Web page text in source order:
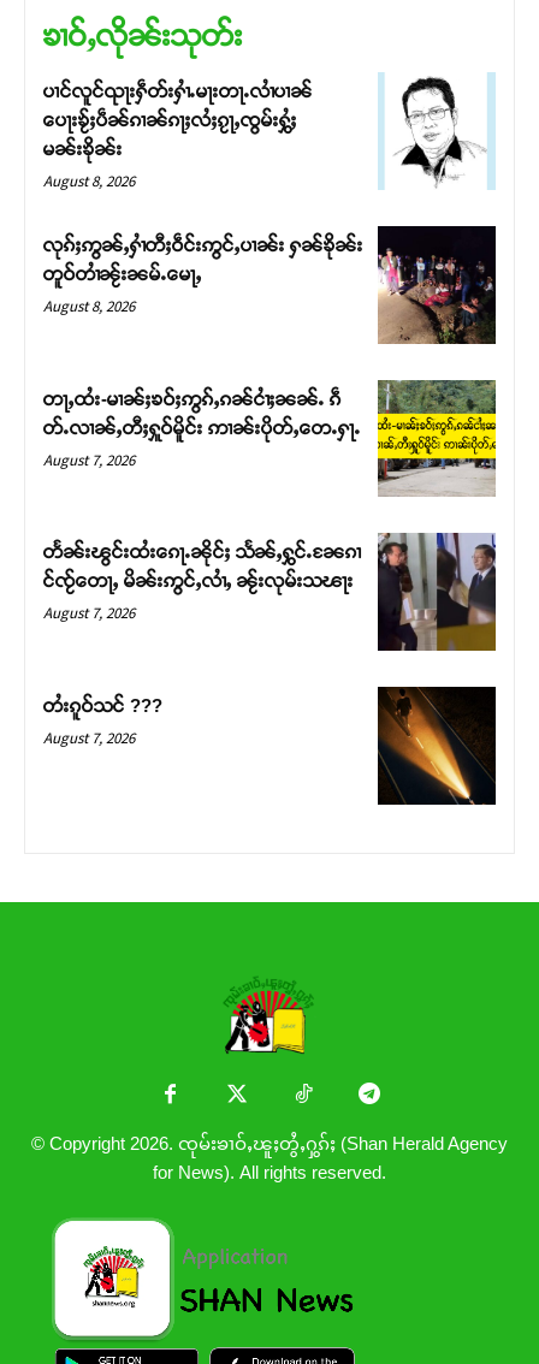
ၶၢဝ်ႇလိုၼ်းသုတ်း
ပၢင်လူင်ၺႃးႁဵတ်းႁၢႆႉမႃးတႃႉလၢႆပၢၼ် ​​
ပေႃးၶႂ်ႈပဵၼ်ၵၢၼ်ၵႃႈလႆႈၵႂႃႇၸွမ်းႁွႆႈ
မၼ်းၶိုၼ်း
August 8, 2026
လုၵ်ႈဢွၼ်ႇႁၢႆတီႈဝဵင်းဢွင်ႇပၢၼ်း ႁၼ်ၶိုၼ်း
တူဝ်တၢႆၼႂ်းၼမ်ႉမေႃႇ
August 8, 2026
တႃႇထႆး-မၢၼ်ႈၶဝ်ႈဢွၵ်ႇၵၼ်ငၢႆႈၼၼ်ႉ ၵဵ
တ်ႉလၢၼ်ႇတီႈႁူဝ်မိူင်း ဢၢၼ်းပိုတ်ႇတေႉႁႃႉ
August 7, 2026
တႅၼ်းၽွင်းထႆးၵေႃႉၼိုင်ႈ သႅၼ်ႇႁွင်ႉၼႄၵၢ
င်ၸႂ်တေႃႇ မိၼ်းဢွင်ႇလၢႆႇ ၼႂ်းလုမ်းသၽႃး
August 7, 2026
တႆးၵူဝ်သင် ???
August 7, 2026
© Copyright 2026. ၸုမ်းၶၢဝ်ႇၽူႈတွႆႇႁွၵ်ႈ (Shan Herald Agency
for News). All rights reserved.